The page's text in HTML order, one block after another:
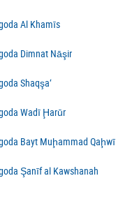
Al Khamīs
Dimnat Nāşir
Shaqşa‘
Wadī Ḩarūr
Bayt Muḩammad Qaḩwī
Şanīf al Kawshanah